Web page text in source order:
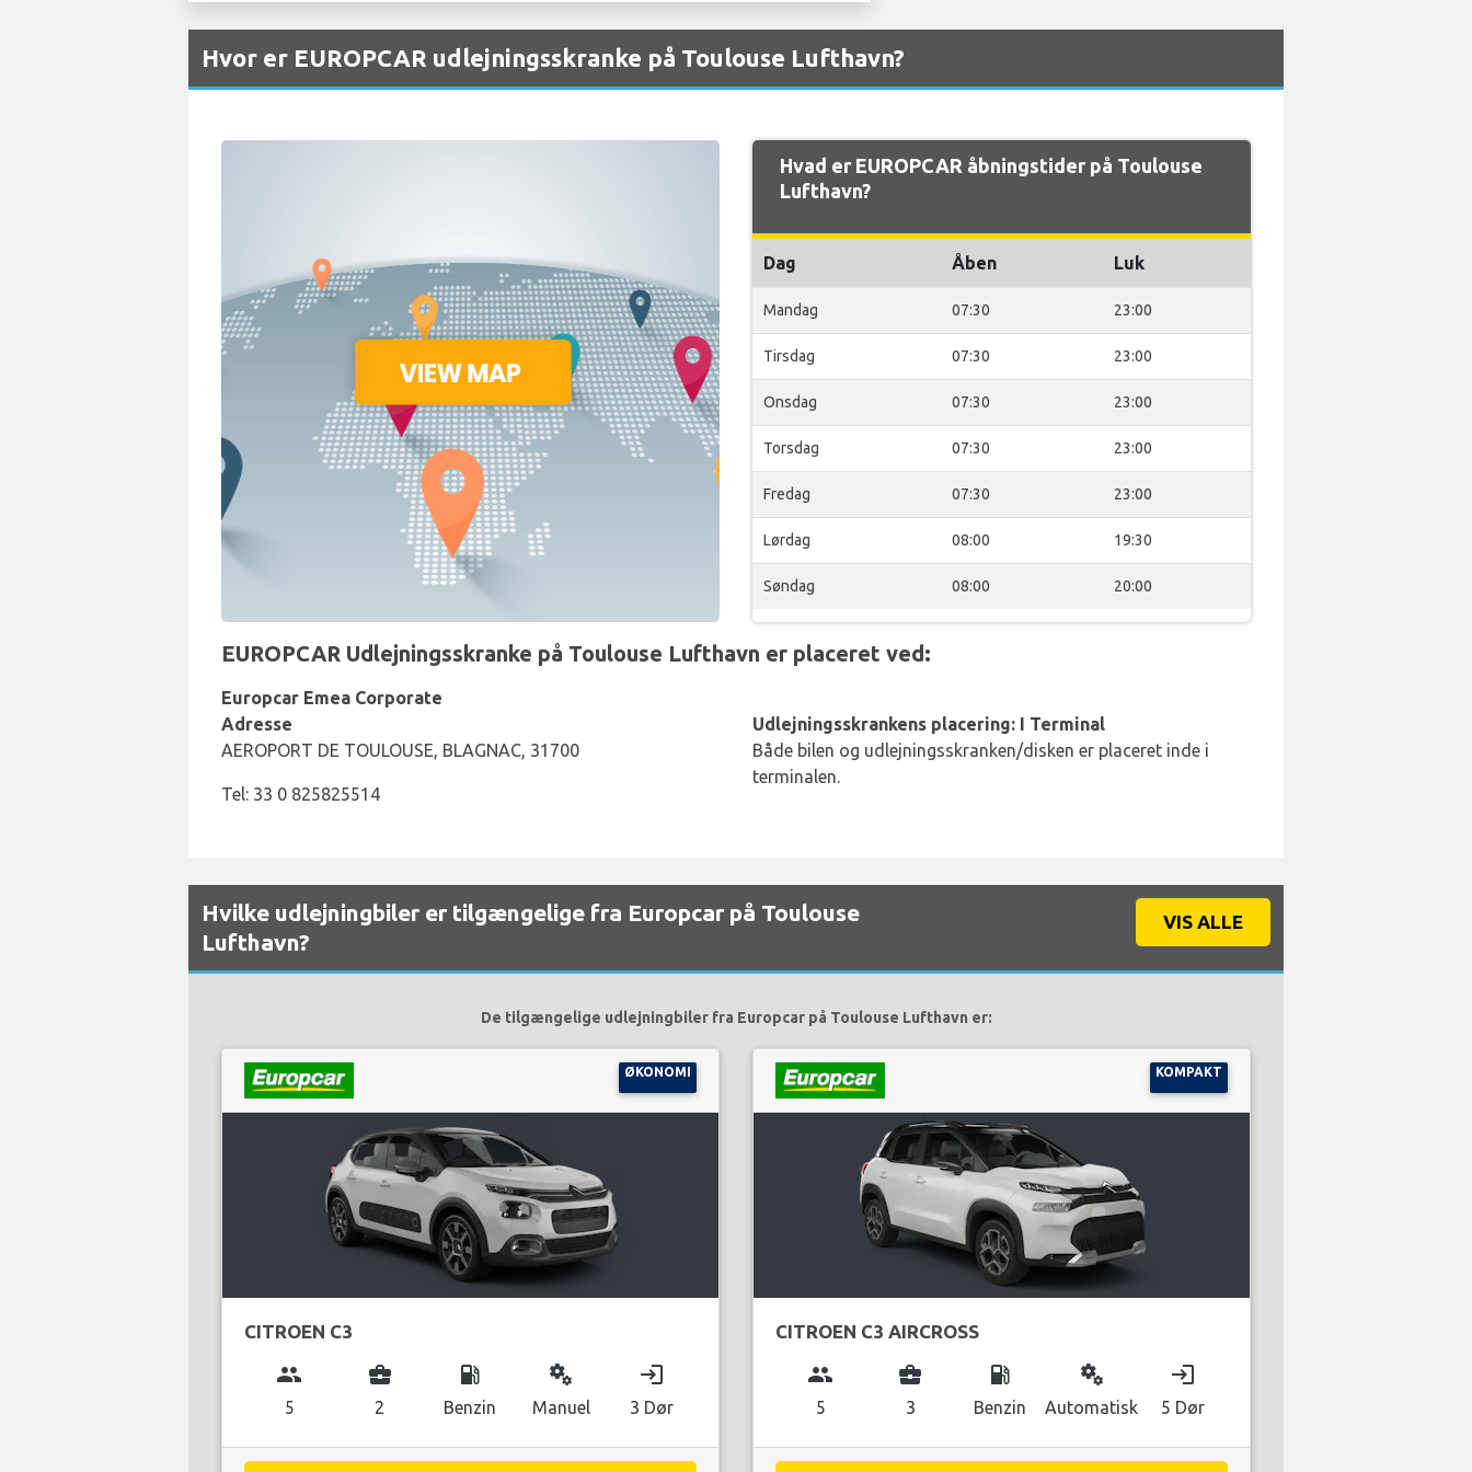
Hvor er EUROPCAR udlejningsskranke på Toulouse Lufthavn?
Hvad er EUROPCAR åbningstider på Toulouse
Lufthavn?
Dag Åben Luk
Mandag 07:30 23:00
Tirsdag 07:30 23:00
Onsdag 07:30 23:00
Torsdag 07:30 23:00
Fredag 07:30 23:00
Lørdag 08:00 19:30
Søndag 08:00 20:00
EUROPCAR Udlejningsskranke på Toulouse Lufthavn er placeret ved:
Europcar Emea Corporate
Adresse
AEROPORT DE TOULOUSE, BLAGNAC, 31700
Tel: 33 0 825825514
Udlejningsskrankens placering: I Terminal
Både bilen og udlejningsskranken/disken er placeret inde i
terminalen.
Hvilke udlejningbiler er tilgængelige fra Europcar på Toulouse
Lufthavn?
VIS ALLE
De tilgængelige udlejningbiler fra Europcar på Toulouse Lufthavn er:
ØKONOMI
CITROEN C3
group
5
business_center
2
local_gas_station
Benzin
miscellaneous_services
Manuel
login
3 Dør
KOMPAKT
CITROEN C3 AIRCROSS
group
5
business_center
3
local_gas_station
Benzin
miscellaneous_services
Automatisk
login
5 Dør